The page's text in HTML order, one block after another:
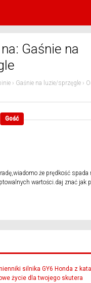
Gaśnie na
› Gaśnie na luzie/sprzęgle ›
Gość
że prędkość spada
wartości.daj znać jak
silnika GY6 Honda z
życie dla twojego skutera